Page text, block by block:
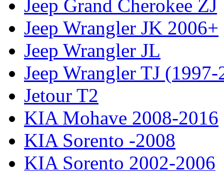
Jeep Grand Cherokee ZJ
Jeep Wrangler JK 2006+
Jeep Wrangler JL
Jeep Wrangler TJ
Jetour T2
KIA Mohave 2008-2016
KIA Sorento -2008
KIA Sorento 2002-2006